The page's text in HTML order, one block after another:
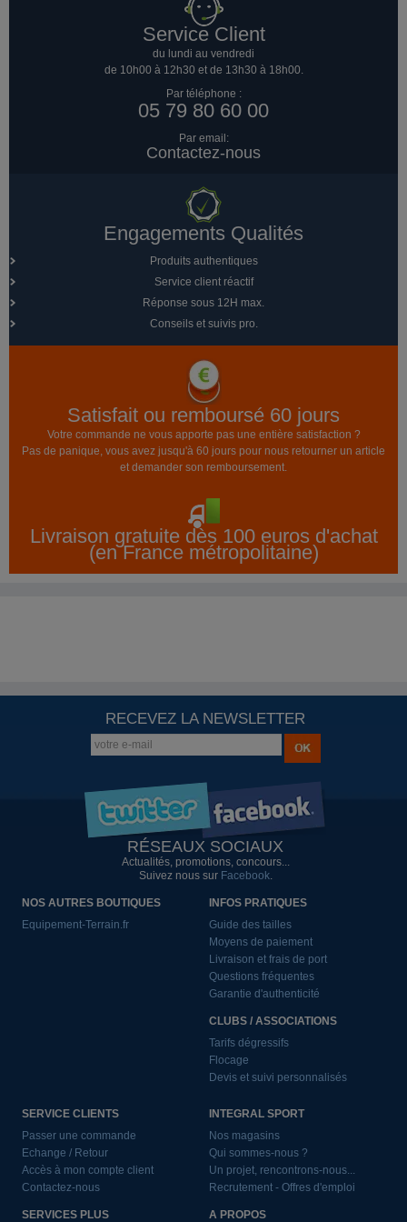
Service Client
du lundi au vendredi
de 10h00 à 12h30 et de 13h30 à 18h00.
Par téléphone :
05 79 80 60 00
Par email:
Contactez-nous
Engagements Qualités
Produits authentiques
Service client réactif
Réponse sous 12H max.
Conseils et suivis pro.
Satisfait ou remboursé 60 jours
Votre commande ne vous apporte pas une entière satisfaction ?
Pas de panique, vous avez jusqu'à 60 jours pour nous retourner un article
et demander son remboursement.
Livraison gratuite dès 100 euros d'achat
(en France métropolitaine)
RECEVEZ LA NEWSLETTER
RÉSEAUX SOCIAUX
Actualités, promotions, concours...
Suivez nous sur Facebook.
NOS AUTRES BOUTIQUES
Equipement-Terrain.fr
INFOS PRATIQUES
Guide des tailles
Moyens de paiement
Livraison et frais de port
Questions fréquentes
Garantie d'authenticité
CLUBS / ASSOCIATIONS
Tarifs dégressifs
Flocage
Devis et suivi personnalisés
SERVICE CLIENTS
Passer une commande
Echange / Retour
Accès à mon compte client
Contactez-nous
SERVICES PLUS
INTEGRAL SPORT
Nos magasins
Qui sommes-nous ?
Un projet, rencontrons-nous...
Recrutement - Offres d'emploi
A PROPOS